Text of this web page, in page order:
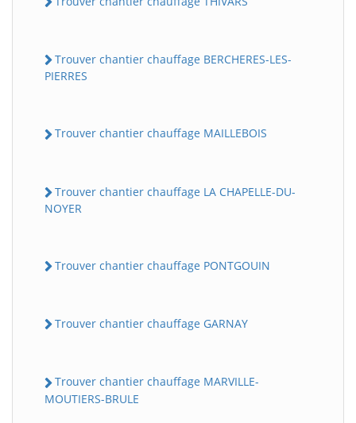
Trouver chantier chauffage BERCHERES-LES-
PIERRES
Trouver chantier chauffage MAILLEBOIS
Trouver chantier chauffage LA CHAPELLE-DU-
NOYER
Trouver chantier chauffage PONTGOUIN
Trouver chantier chauffage GARNAY
Trouver chantier chauffage MARVILLE-
MOUTIERS-BRULE